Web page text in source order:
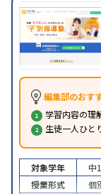
編集部のおす
学習内容の理
生徒一人ひと
対象学年 中
授業形式
個